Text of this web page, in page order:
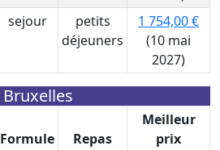
sejour
petits
déjeuners
1 754,00 €
(10 mai
2027)
Bruxelles
Formule Repas
Meilleur
prix